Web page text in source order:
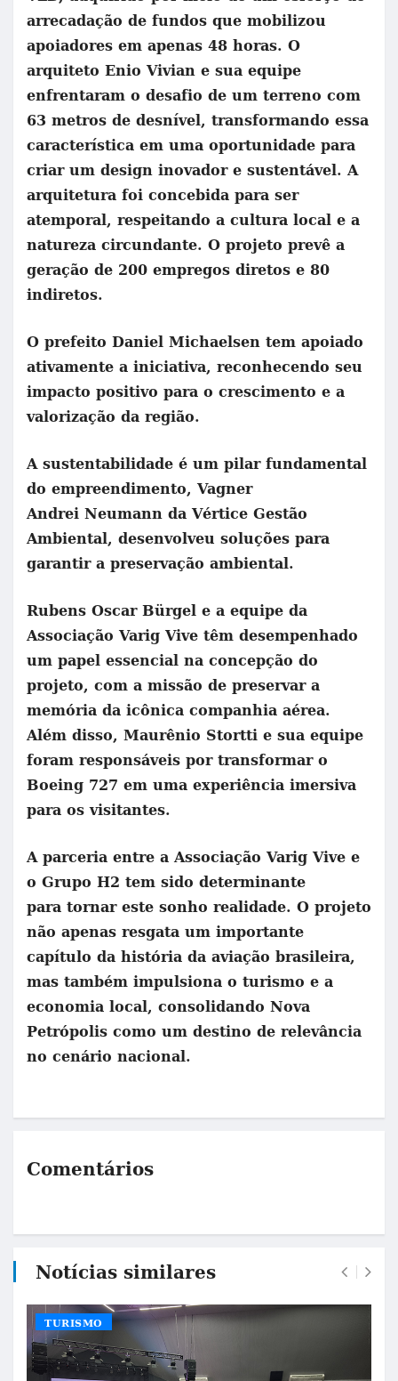
arrecadação de fundos que mobilizou
apoiadores em apenas 48 horas. O
arquiteto Enio Vivian e sua equipe
enfrentaram o desafio de um terreno com
63 metros de desnível, transformando essa
característica em uma oportunidade para
criar um design inovador e sustentável. A
arquitetura foi concebida para ser
atemporal, respeitando a cultura local e a
natureza circundante. O projeto prevê a
geração de 200 empregos diretos e 80
indiretos.
O prefeito Daniel Michaelsen tem apoiado
ativamente a iniciativa, reconhecendo seu
impacto positivo para o crescimento e a
valorização da região.
A sustentabilidade é um pilar fundamental
do empreendimento, Vagner
Andrei Neumann da Vértice Gestão
Ambiental, desenvolveu soluções para
garantir a preservação ambiental.
Rubens Oscar Bürgel e a equipe da
Associação Varig Vive têm desempenhado
um papel essencial na concepção do
projeto, com a missão de preservar a
memória da icônica companhia aérea.
Além disso, Maurênio Stortti e sua equipe
foram responsáveis por transformar o
Boeing 727 em uma experiência imersiva
para os visitantes.
A parceria entre a Associação Varig Vive e
o Grupo H2 tem sido determinante
para tornar este sonho realidade. O projeto
não apenas resgata um importante
capítulo da história da aviação brasileira,
mas também impulsiona o turismo e a
economia local, consolidando Nova
Petrópolis como um destino de relevância
no cenário nacional.
Comentários
Notícias similares
TURISMO